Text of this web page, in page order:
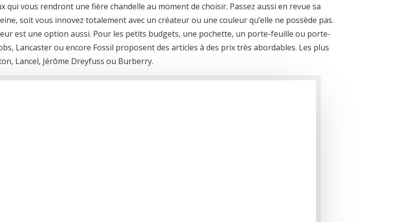
qui vous rendront une fière chandelle au moment de choisir. Passez aussi en revue sa
soit vous innovez totalement avec un créateur ou une couleur qu’elle ne possède pas.
est une option aussi. Pour les petits budgets, une pochette, un porte-feuille ou porte-
Lancaster ou encore Fossil proposent des articles à des prix très abordables. Les plus
Lancel, Jérôme Dreyfuss ou Burberry.